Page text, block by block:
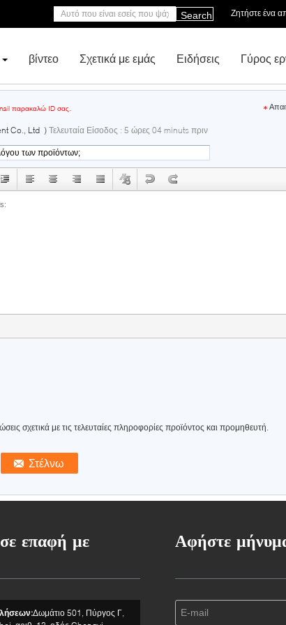
Ζητήστε ένα
Search
βίντεο Σχετικά με εμάς Ειδήσεις Γύρος
παρακαλώ ID σας.
Co., Ltd )Τελευταία Είσοδος : 5 ώρες 04 minuts πριν
σχετικά με τις τελευταίες πληροφορίες προϊόντος και προμηθευτή.
επαφή με
Δωμάτιο 501, Πύργος Γ,
Αφήστε